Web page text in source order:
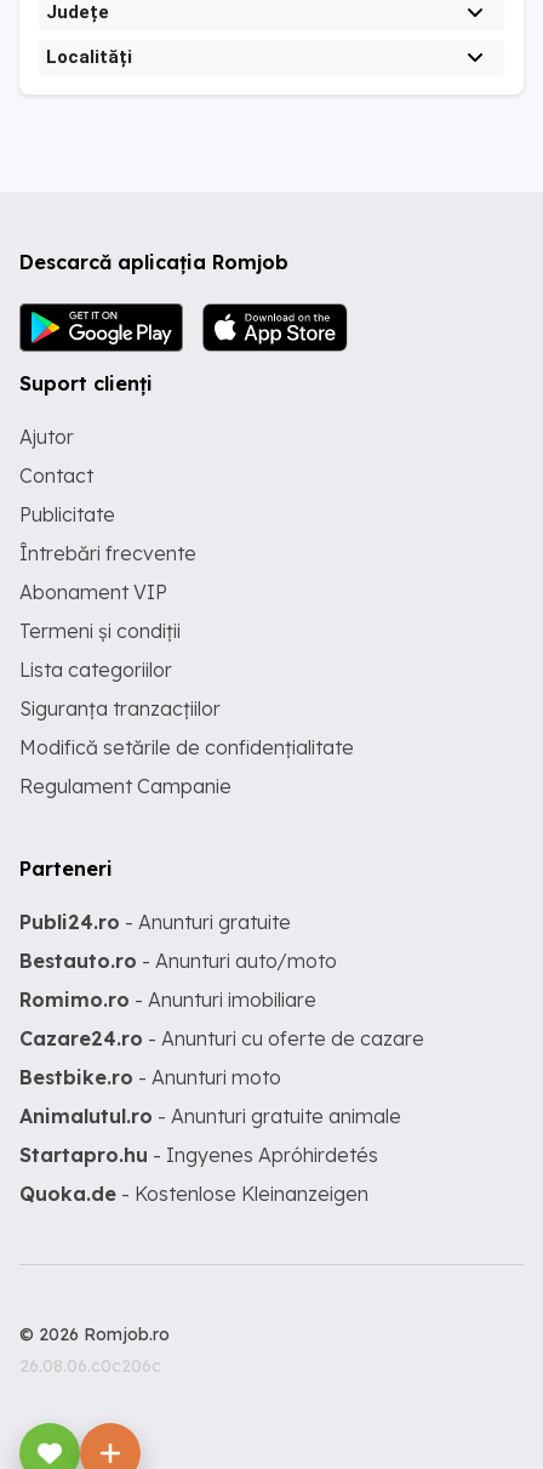
Județe
Localități
Descarcă aplicația Romjob
Suport clienți
Ajutor
Contact
Publicitate
Întrebări frecvente
Abonament VIP
Termeni și condiții
Lista categoriilor
Siguranța tranzacțiilor
Modifică setările de confidențialitate
Regulament Campanie
Parteneri
Publi24.ro - Anunturi gratuite
Bestauto.ro - Anunturi auto/moto
Romimo.ro - Anunturi imobiliare
Cazare24.ro - Anunturi cu oferte de cazare
Bestbike.ro - Anunturi moto
Animalutul.ro - Anunturi gratuite animale
Startapro.hu - Ingyenes Apróhirdetés
Quoka.de - Kostenlose Kleinanzeigen
© 2026 Romjob.ro
26.08.06.c0c206c